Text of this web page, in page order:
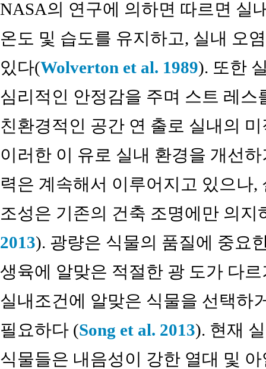
NASA의 연구에 의하면 따르면 실
온도 및 습도를 유지하고, 실내 오
있다(Wolverton et al. 1989). 또한
심리적인 안정감을 주며 스트 레스
친환경적인 공간 연 출로 실내의
이러한 이 유로 실내 환경을 개선
력은 계속해서 이루어지고 있으나
조성은 기존의 건축 조명에만 의
2013). 광량은 식물의 품질에 중요
생육에 알맞은 적절한 광 도가 다
실내조건에 알맞은 식물을 선택하
필요하다 (Song et al. 2013). 현재
식물들은 내음성이 강한 열대 및